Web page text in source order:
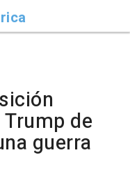
de
guerra